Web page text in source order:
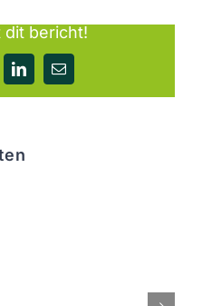
dit bericht!
LinkedIn
E-